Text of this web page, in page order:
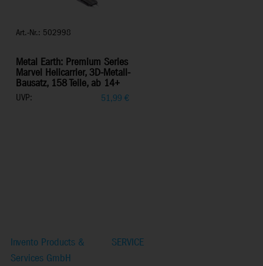
Art.-Nr.: 502998
Metal Earth: Premium Series
Marvel Helicarrier, 3D-Metall-
Bausatz, 158 Teile, ab 14+
UVP: 51,99 €
Invento Products &
Services GmbH
SERVICE